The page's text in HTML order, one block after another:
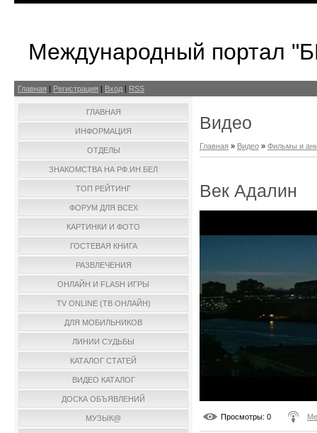
Международный портал
Главная | Регистрация | Вход | RSS
ГЛАВНАЯ
ИНФОРМАЦИЯ
ОТДЕЛЫ
ЗНАКОМСТВА НА РФ.ИН.БЕЛ
ТОП РЕЙТИНГ
ФОРУМ ДЛЯ ВСЕХ
КАРТИНКИ И ФОТО
ГОСТЕВАЯ КНИГА
РАЗВЛЕЧЕНИЯ
ОНЛАЙН И FLASH ИГРЫ
TV ONLINE (ТВ ОНЛАЙН)
ДЛЯ МОБИЛЬНИКОВ
ЛИНИИ СУДЬБЫ
КАТАЛОГ СТАТЕЙ
ВИДЕО КАТАЛОГ
ДОСКА ОБЪЯВЛЕНИЙ
МУЗЫК@
Видео
Главная » Видео » Фильмы и
Век Адалин
Просмотры: 0